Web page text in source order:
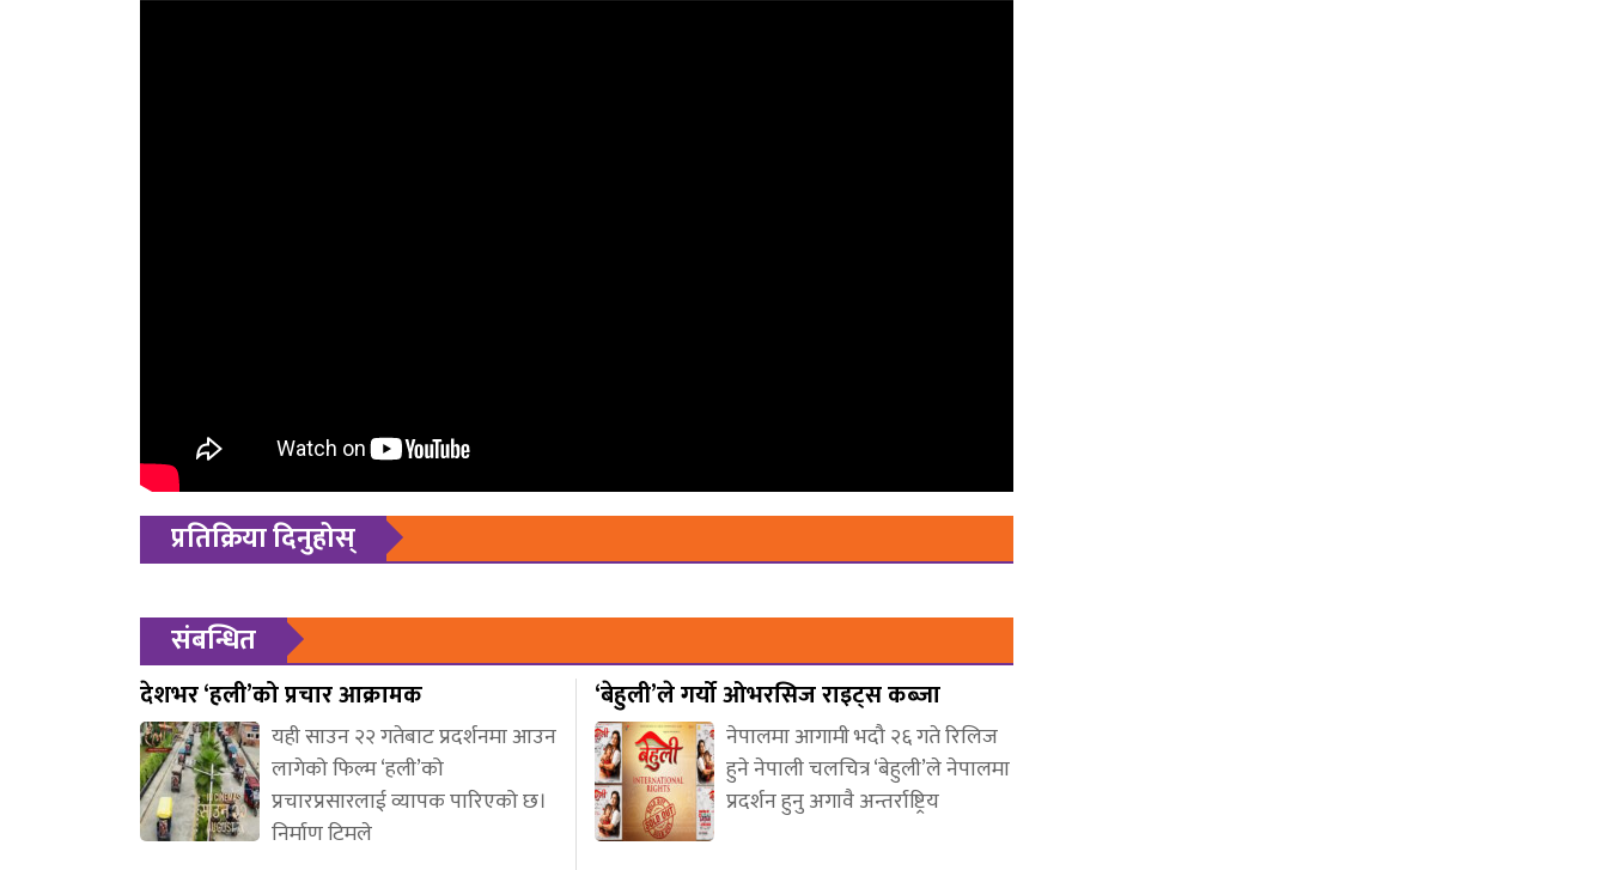
प्रतिक्रिया दिनुहोस्
संबन्धित
देशभर ‘हली’को प्रचार आक्रामक
यही साउन २२ गतेबाट प्रदर्शनमा आउन
लागेको फिल्म ‘हली’को
प्रचारप्रसारलाई व्यापक पारिएको छ।
निर्माण टिमले
‘बेहुली’ले गर्यो ओभरसिज राइट्स कब्जा
नेपालमा आगामी भदौ २६ गते रिलिज
हुने नेपाली चलचित्र ‘बेहुली’ले नेपालमा
प्रदर्शन हुनु अगावै अन्तर्राष्ट्रिय